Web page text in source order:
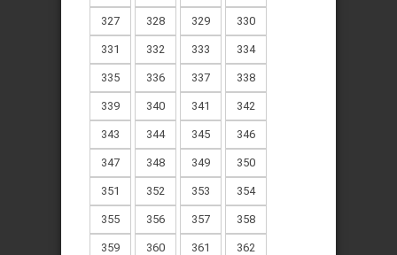
327 328 329 330
331 332 333 334
335 336 337 338
339 340 341 342
343 344 345 346
347 348 349 350
351 352 353 354
355 356 357 358
359 360 361 362